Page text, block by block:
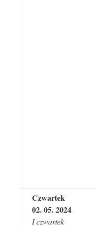
Czwartek
02.05. 2024
I czwartek